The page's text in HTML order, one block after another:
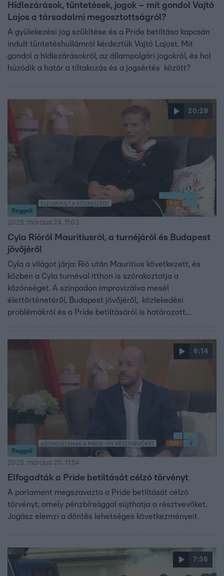
Hídlezárások, tüntetések, jogok – mit gondol Vajtó
Lajos a társadalmi megosztottságról?
A gyülekezési jog szűkítése és a Pride betiltása kapcsán
indult tüntetéshullámról kérdeztük Vajtó Lajost. Mit
gondol a hídlezárásokról, az állampolgári jogokról, és hol
húzódik a határ a tiltakozás és a jogsértés között?
20:28
Reggeli
2025. március 24. 11:03
Cyla Rióról Mauritiusról, a turnéjáról és Budapest
jövőjéről
Cyla a világot járja: Rió után Mauritius következett, és
közben a Cyla turnéval itthon is szórakoztatja a
közönséget. A színpadon improvizálva mesél
élettörténetéről, Budapest jövőjéről, közlekedési
problémákról és a Pride betiltásáról is határozott
6:14
Reggeli
2025. március 20. 11:54
Elfogadták a Pride betiltását célzó törvényt
A parlament megszavazta a Pride betiltását célzó
törvényt, amely pénzbírsággal sújthatja a résztvevőket.
Jogász elemzi a döntés lehetséges következményeit.
7:36